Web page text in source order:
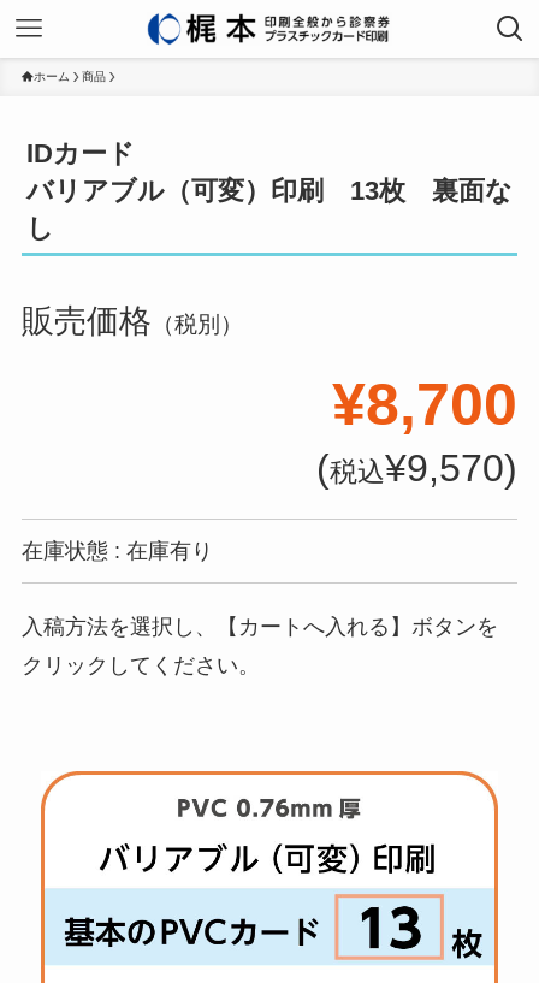
ホーム 商品
IDカード
バリアブル（可変）印刷 13枚 裏面な
し
販売価格 （税別）
¥8,700
(税込¥9,570)
在庫状態 : 在庫有り
入稿方法を選択し、【カートへ入れる】ボタンを
クリックしてください。